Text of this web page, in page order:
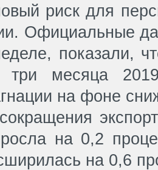
риск для
Официальные
показали,
три месяца
на фоне
на 0,2
на 0,6